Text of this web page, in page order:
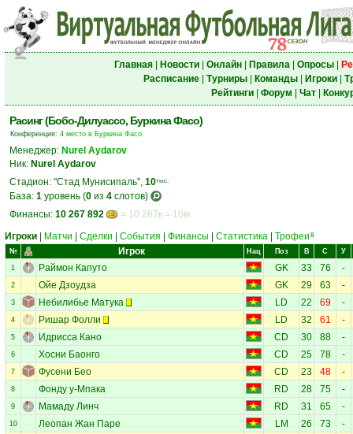
Главная| Новости| Онлайн| Правила| Опросы|
Расписание| Турниры| Команды| Игроки|
Рейтинги| Форум Чат|
Расинг (Бобо-Дилуассо, Буркина Фасо)
Конференция: 4 место в Буркина Фасо
Менеджер: Nurel Aydarov
Ник: Nurel Aydarov
Стадион: "Стад Мунисипаль", 10тыс.
База: 1 уровень (0 из 4 слотов)
Финансы: 10 267 892
= 10 267к = 10м
Игроки
Матчи Сделки События Финансы Статистика Трофеи 8
№ Игрок Нац Поз В С У
1 Раймон Капуто GK 33 76 -
2 Ойе Дзоудза GK 29 63 -
3 Небилибье Матука LD 22 69 -
4 Ришар Фолли LD 32 61 -
5 Идрисса Кано CD 30 88 -
6 Хосни Баонго CD 25 78 -
7 Фусени Бео CD 23 48 -
8 Фонду у-Мпака RD 28 75 -
9 Мамаду Линч RD 31 65 -
10 Леопан Жан Паре LM 26 73 -